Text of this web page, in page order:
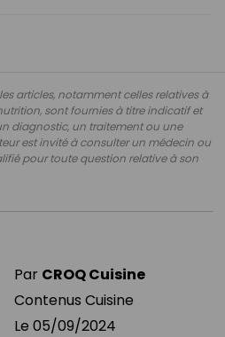
articles, notamment celles relatives à
sont fournies à titre indicatif et
diagnostic, un traitement ou une
est invité à consulter un médecin ou
pour toute question relative à son
Par CROQ Cuisine
Contenus Cuisine
Le 05/09/2024